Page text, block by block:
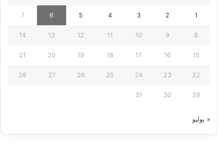
1
2
3
4
5
6
7
8
9
10
11
12
13
14
15
16
17
18
19
20
21
22
23
24
25
26
27
28
29
30
31
« يوليو